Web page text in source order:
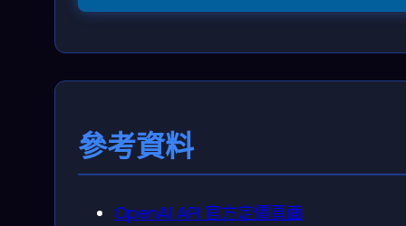
參考資料
OpenAI API 官方定價頁面